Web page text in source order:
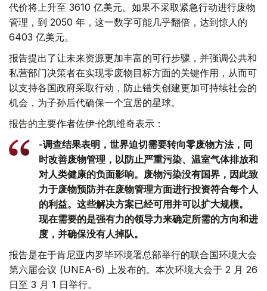
代价将上升至 3610 亿美元。如果不采取紧急行动进行废物
管理，到 2050 年，这一数字可能几乎翻倍，达到惊人的
6403 亿美元。
报告提出了让未来资源更加丰富的可行步骤，并强调公共和
私营部门决策者在实现零废物目标方面的关键作用，从而可
以支持各国政府采取行动，防止错失创建更加可持续社会的
机会，为子孙后代确保一个宜居的星球。
报告的主要作者佐伊·伦凯维奇表示：
-调查结果表明，世界迫切需要转向零废物方法，同
时改善废物管理，以防止严重污染、温室气体排放和
对人类健康的负面影响。废物污染没有国界，因此致
力于废物预防并在废物管理方面进行投资符合每个人
的利益。这些解决方案已经可用并可以扩大规模。
现在需要的是强有力的领导力来确定所需的方向和进
度，并确保没有人掉队。
报告是在于肯尼亚内罗毕环境署总部举行的联合国环境大会
第六届会议 (UNEA-6) 上发布的。本次环境大会于 2 月 26
日至 3 月 1 日举行。